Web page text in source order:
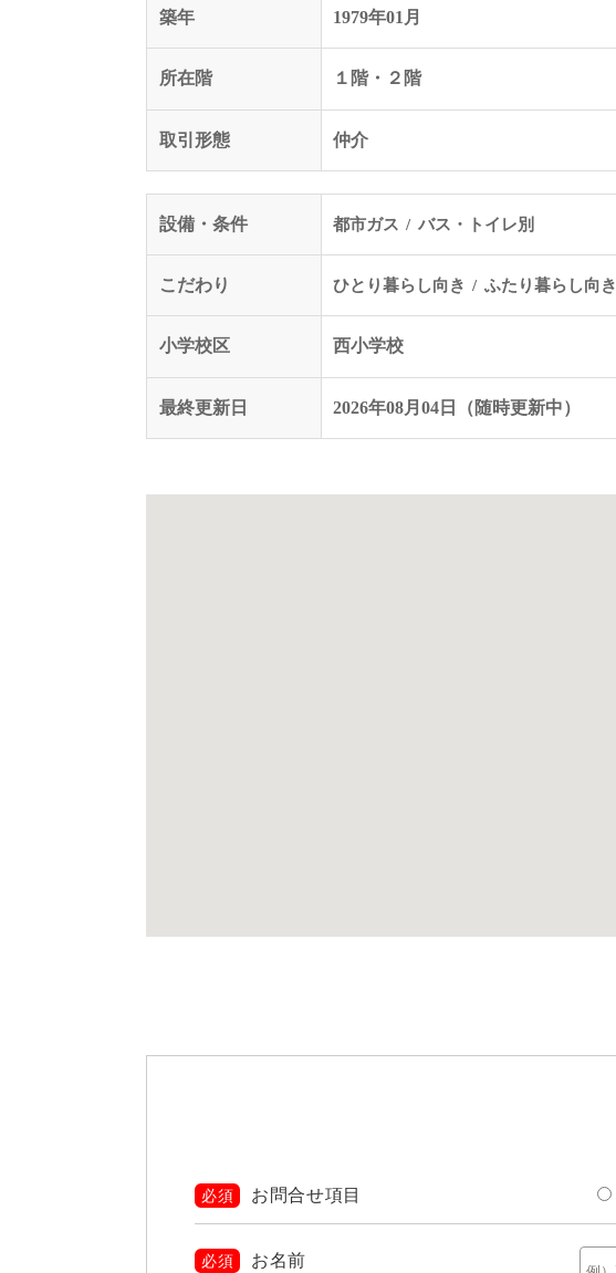
築年 1979年01月
所在階 １階・２階
取引形態 仲介
設備・条件 都市ガス バス・トイレ別
こだわり ひとり暮らし向き ふたり暮らし向き
小学校区 西小学校
最終更新日 2026年08月04日（随時更新中）
必須 お問合せ項目
必須 お名前